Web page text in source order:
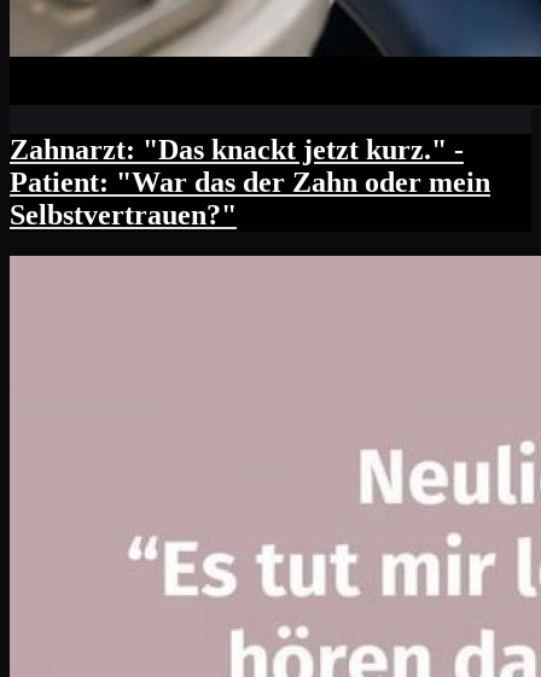
Zahnarzt: "Das knackt jetzt kurz." -
Patient: "War das der Zahn oder mein
Selbstvertrauen?"